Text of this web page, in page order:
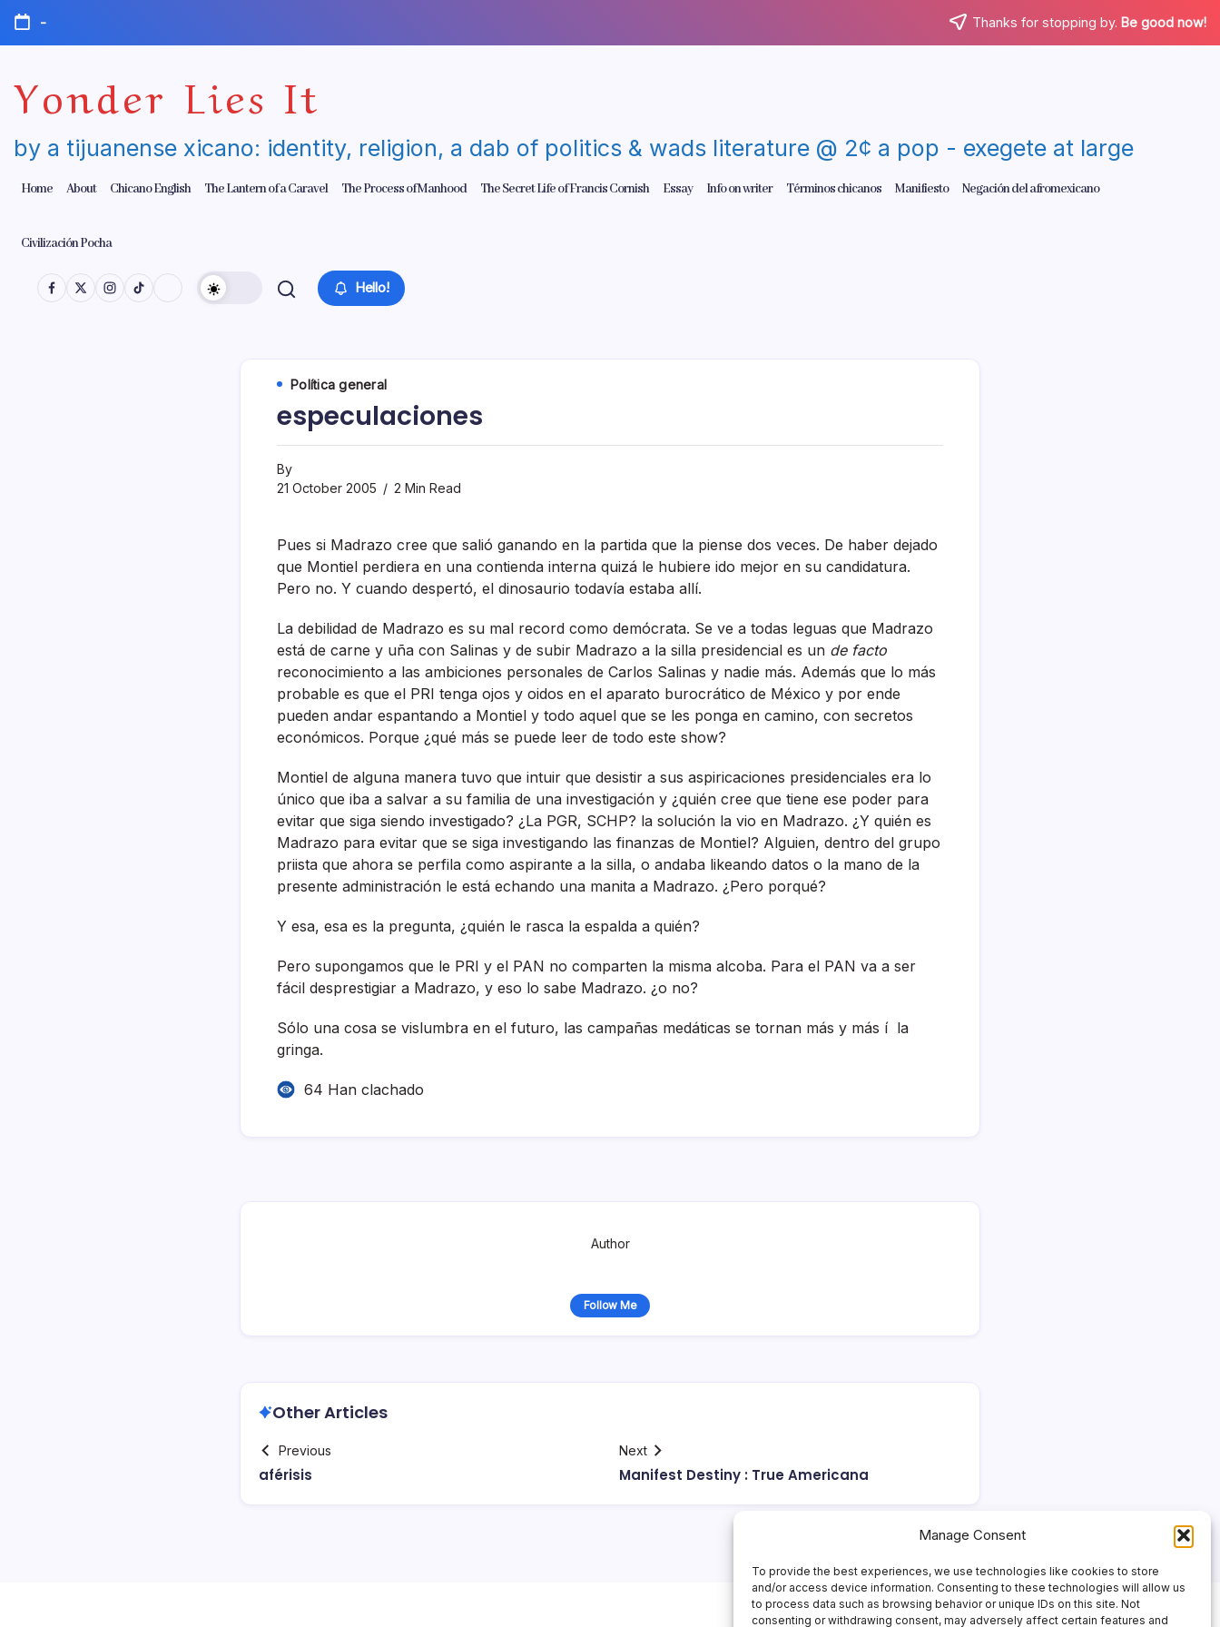
Manage Consent
To provide the best experiences, we use technologies like cookies to store
and/or access device information. Consenting to these technologies will allow us
to process data such as browsing behavior or unique IDs on this site. Not
consenting or withdrawing consent, may adversely affect certain features and
Skip
content
- Thanks for stopping by. Be good now!
Yonder Lies It
by a tijuanense xicano: identity, religion, a dab of politics & wads literature @ 2¢ a pop - exegete at large
Home About Chicano English The Lantern of a Caravel The Process of Manhood The Secret Life of Francis Cornish Essay Info on writer Términos chicanos Manifiesto Negación del afromexicano
Civilización Pocha
Hello!
Polí­tica general
especulaciones
By
21 October 2005
2 Min Read
Pues si Madrazo cree que salió ganando en la partida que la piense dos veces. De haber dejado
que Montiel perdiera en una contienda interna quizá le hubiere ido mejor en su candidatura.
Pero no. Y cuando despertó, el dinosaurio todaví­a estaba allí­.
La debilidad de Madrazo es su mal record como demócrata. Se ve a todas leguas que Madrazo
está de carne y uña con Salinas y de subir Madrazo a la silla presidencial es un de facto
reconocimiento a las ambiciones personales de Carlos Salinas y nadie más. Además que lo más
probable es que el PRI tenga ojos y oidos en el aparato burocrático de México y por ende
pueden andar espantando a Montiel y todo aquel que se les ponga en camino, con secretos
económicos. Porque ¿qué más se puede leer de todo este show?
Montiel de alguna manera tuvo que intuir que desistir a sus aspiricaciones presidenciales era lo
único que iba a salvar a su familia de una investigación y ¿quién cree que tiene ese poder para
evitar que siga siendo investigado? ¿La PGR, SCHP? la solución la vio en Madrazo. ¿Y quién es
Madrazo para evitar que se siga investigando las finanzas de Montiel? Alguien, dentro del grupo
priista que ahora se perfila como aspirante a la silla, o andaba likeando datos o la mano de la
presente administración le está echando una manita a Madrazo. ¿Pero porqué?
Y esa, esa es la pregunta, ¿quién le rasca la espalda a quién?
Pero supongamos que le PRI y el PAN no comparten la misma alcoba. Para el PAN va a ser
fácil desprestigiar a Madrazo, y eso lo sabe Madrazo. ¿o no?
Sólo una cosa se vislumbra en el futuro, las campañas medáticas se tornan más y más í la
gringa.
64 Han clachado
Author
Follow Me
Other Articles
Previous
aférisis
Next
Manifest Destiny : True Americana